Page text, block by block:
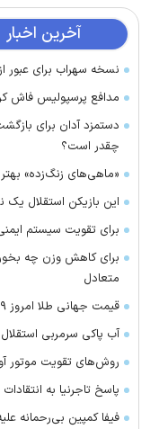
آخرین اخبار
نسخه سهراب برای عبور
مدافع پرسپولیس فاش
دستمزد آدان برای
چقدر است؟
«ماهی‌های زنگ‌زده»
این بازیکن استقلال
برای تقویت سیستم ایمنی چه
متعادل
قیمت جهانی طلا امروز ۱۴۰۵/۰۵/۱۹
آب پاکی سرمربی
روش‌های تقویت موتور
پاسخ تاجرنیا به
فیفا کمپین بی‌رحمانه